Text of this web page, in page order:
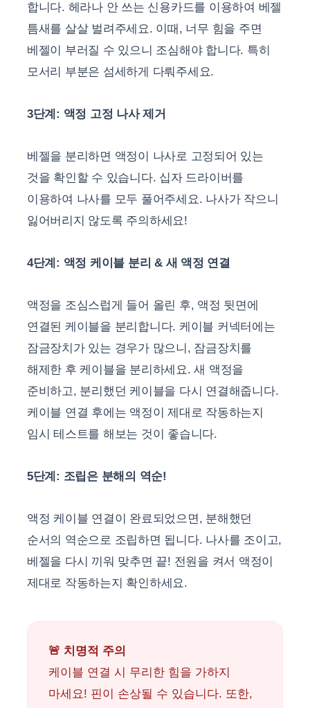
합니다. 헤라나 안 쓰는 신용카드를 이용하여 베젤
틈새를 살살 벌려주세요. 이때, 너무 힘을 주면
베젤이 부러질 수 있으니 조심해야 합니다. 특히
모서리 부분은 섬세하게 다뤄주세요.
3단계: 액정 고정 나사 제거
베젤을 분리하면 액정이 나사로 고정되어 있는
것을 확인할 수 있습니다. 십자 드라이버를
이용하여 나사를 모두 풀어주세요. 나사가 작으니
잃어버리지 않도록 주의하세요!
4단계: 액정 케이블 분리 & 새 액정 연결
액정을 조심스럽게 들어 올린 후, 액정 뒷면에
연결된 케이블을 분리합니다. 케이블 커넥터에는
잠금장치가 있는 경우가 많으니, 잠금장치를
해제한 후 케이블을 분리하세요. 새 액정을
준비하고, 분리했던 케이블을 다시 연결해줍니다.
케이블 연결 후에는 액정이 제대로 작동하는지
임시 테스트를 해보는 것이 좋습니다.
5단계: 조립은 분해의 역순!
액정 케이블 연결이 완료되었으면, 분해했던
순서의 역순으로 조립하면 됩니다. 나사를 조이고,
베젤을 다시 끼워 맞추면 끝! 전원을 켜서 액정이
제대로 작동하는지 확인하세요.
🚨 치명적 주의
케이블 연결 시 무리한 힘을 가하지
마세요! 핀이 손상될 수 있습니다. 또한,